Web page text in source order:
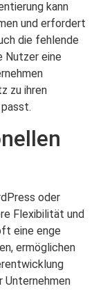
kann
und erfordert
die fehlende
Nutzer eine
zu ihren
oder
Flexibilität und
eine enge
ermöglichen
Unternehmen